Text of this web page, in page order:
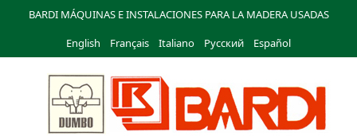
Pasar al
principal
BARDI MÁQUINAS E INSTALACIONES PARA LA MADERA USADAS
English
Français Italiano Русский Español